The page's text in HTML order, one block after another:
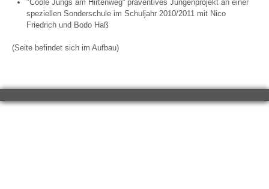
"Coole Jungs am Hirtenweg“ präventives Jungenprojekt an einer
speziellen Sonderschule im Schuljahr 2010/2011 mit Nico
Friedrich und Bodo Haß
(Seite befindet sich im Aufbau)